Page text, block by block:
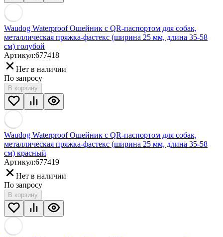
Waudog Waterproof Ошейник с QR-паспортом для собак,
металлическая пряжка-фастекс (ширина 25 мм, длина 35-58
см) голубой
Артикул:677418
Нет в наличии
По запросу
В корзину
Waudog Waterproof Ошейник с QR-паспортом для собак,
металлическая пряжка-фастекс (ширина 25 мм, длина 35-58
см) красный
Артикул:677419
Нет в наличии
По запросу
В корзину